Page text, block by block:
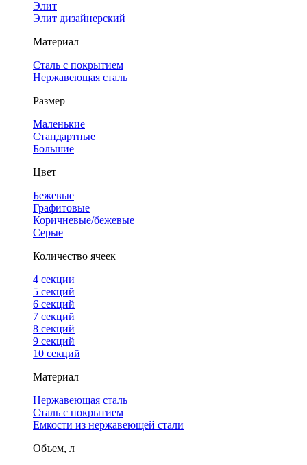
Элит
Элит дизайнерский
Материал
Сталь с покрытием
Нержавеющая сталь
Размер
Маленькие
Стандартные
Большие
Цвет
Бежевые
Графитовые
Коричневые/бежевые
Серые
Количество ячеек
4 cекции
5 секций
6 секций
7 секций
8 секций
9 секций
10 секций
Материал
Нержавеющая сталь
Сталь с покрытием
Емкости из нержавеющей стали
Объем, л